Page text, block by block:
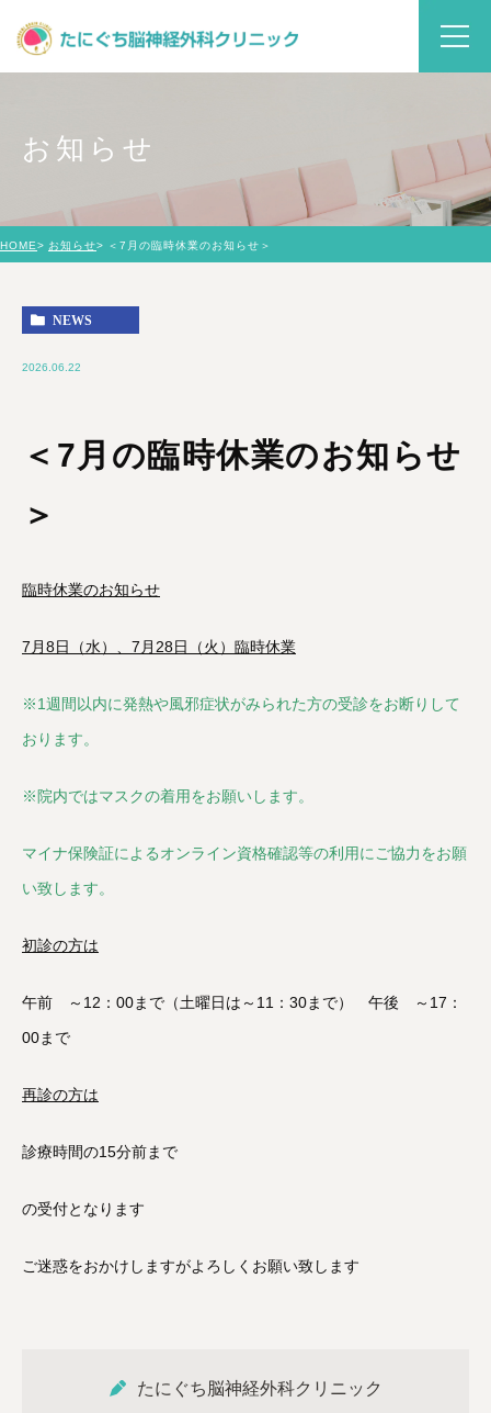
お知らせ
HOME お知らせ ＜7月の臨時休業のお知らせ＞
NEWS
2026.06.22
＜7月の臨時休業のお知らせ
＞
臨時休業のお知らせ
7月8日（水）、7月28日（火）臨時休業
※1週間以内に発熱や風邪症状がみられた方の受診をお断りして
おります。
※院内ではマスクの着用をお願いします。
マイナ保険証によるオンライン資格確認等の利用にご協力をお願
い致します。
初診の方は
午前 ～12：00まで（土曜日は～11：30まで） 午後 ～17：
00まで
再診の方は
診療時間の15分前まで
の受付となります
ご迷惑をおかけしますがよろしくお願い致します
たにぐち脳神経外科クリニック